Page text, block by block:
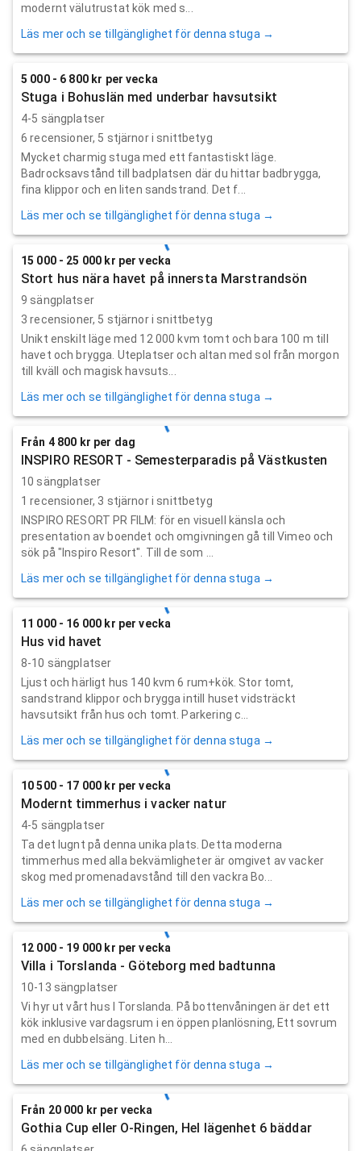
modernt välutrustat kök med s...
Läs mer och se tillgänglighet för denna stuga →
5 000 - 6 800 kr per vecka
Stuga i Bohuslän med underbar havsutsikt
4-5 sängplatser
6 recensioner, 5 stjärnor i snittbetyg
Mycket charmig stuga med ett fantastiskt läge.
Badrocksavstånd till badplatsen där du hittar badbrygga,
fina klippor och en liten sandstrand. Det f...
Läs mer och se tillgänglighet för denna stuga →
15 000 - 25 000 kr per vecka
Stort hus nära havet på innersta Marstrandsön
9 sängplatser
3 recensioner, 5 stjärnor i snittbetyg
Unikt enskilt läge med 12 000 kvm tomt och bara 100 m till
havet och brygga. Uteplatser och altan med sol från morgon
till kväll och magisk havsuts...
Läs mer och se tillgänglighet för denna stuga →
Från 4 800 kr per dag
INSPIRO RESORT - Semesterparadis på Västkusten
10 sängplatser
1 recensioner, 3 stjärnor i snittbetyg
INSPIRO RESORT PR FILM: för en visuell känsla och
presentation av boendet och omgivningen gå till Vimeo och
sök på "Inspiro Resort". Till de som ...
Läs mer och se tillgänglighet för denna stuga →
11 000 - 16 000 kr per vecka
Hus vid havet
8-10 sängplatser
Ljust och härligt hus 140 kvm 6 rum+kök. Stor tomt,
sandstrand klippor och brygga intill huset vidsträckt
havsutsikt från hus och tomt. Parkering c...
Läs mer och se tillgänglighet för denna stuga →
10 500 - 17 000 kr per vecka
Modernt timmerhus i vacker natur
4-5 sängplatser
Ta det lugnt på denna unika plats. Detta moderna
timmerhus med alla bekvämligheter är omgivet av vacker
skog med promenadavstånd till den vackra Bo...
Läs mer och se tillgänglighet för denna stuga →
12 000 - 19 000 kr per vecka
Villa i Torslanda - Göteborg med badtunna
10-13 sängplatser
Vi hyr ut vårt hus I Torslanda. På bottenvåningen är det ett
kök inklusive vardagsrum i en öppen planlösning, Ett sovrum
med en dubbelsäng. Liten h...
Läs mer och se tillgänglighet för denna stuga →
Från 20 000 kr per vecka
Gothia Cup eller O-Ringen, Hel lägenhet 6 bäddar